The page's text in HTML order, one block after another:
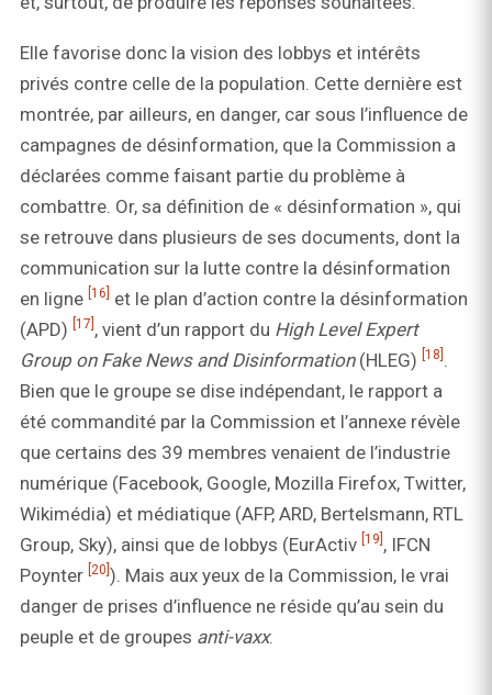
Elle favorise donc la vision des lobbys et intérêts
privés contre celle de la population. Cette dernière est
montrée, par ailleurs, en danger, car sous l’influence de
campagnes de désinformation, que la Commission a
déclarées comme faisant partie du problème à
combattre. Or, sa définition de « désinformation », qui
se retrouve dans plusieurs de ses documents, dont la
communication sur la lutte contre la désinformation
en ligne [16]
et le plan d’action contre la désinformation
(APD)
[17] , vient d’un rapport du High Level Expert
Group on Fake News and Disinformation(HLEG) [18] .
Bien que le groupe se dise indépendant, le rapport a
été commandité par la Commission et l’annexe révèle
que certains des 39 membres venaient de l’industrie
numérique (Facebook, Google, Mozilla Firefox, Twitter,
Wikimédia) et médiatique (AFP, ARD, Bertelsmann, RTL
Group, Sky), ainsi que de lobbys (EurActiv [19] , IFCN
Poynter [20] ). Mais aux yeux de la Commission, le vrai
danger de prises d’influence ne réside qu’au sein du
peuple et de groupes anti-vaxx.